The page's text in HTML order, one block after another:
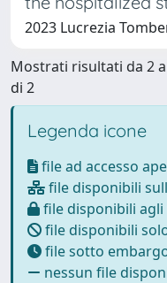
2023 Lucrezia
Mostrati risultati da 2
di 2
Legenda icone
file ad accesso
file disponibili
file disponibili
file disponibili
file sotto
nessun file